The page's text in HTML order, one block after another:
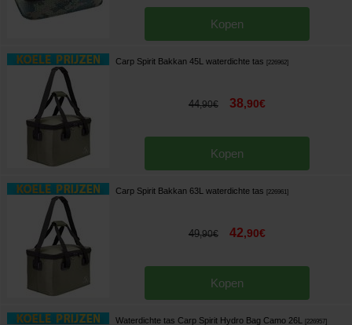
Kopen
Carp Spirit Bakkan 45L waterdichte tas [226962]
44,90€ 38,90€
Kopen
Carp Spirit Bakkan 63L waterdichte tas [226961]
49,90€ 42,90€
Kopen
Waterdichte tas Carp Spirit Hydro Bag Camo 26L [226957]